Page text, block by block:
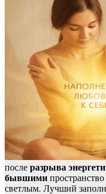
после разрыва
бывшими
светлым. Лучший